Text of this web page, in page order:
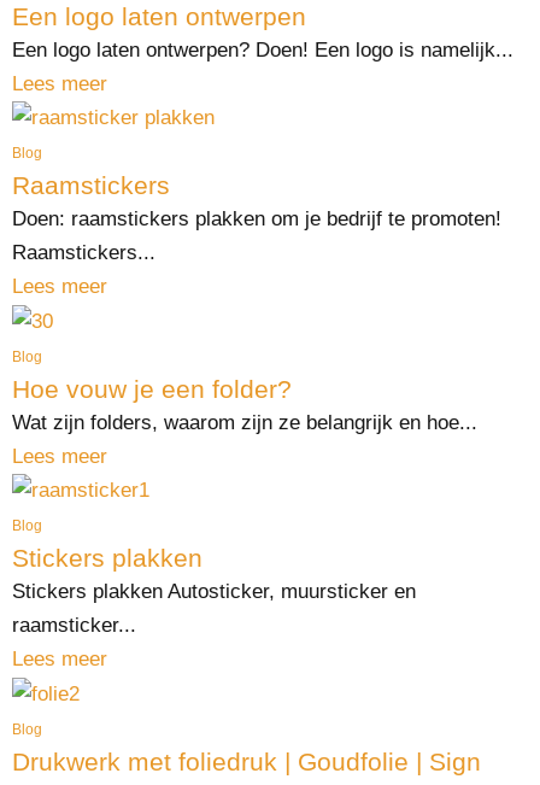
Een logo laten ontwerpen
Een logo laten ontwerpen? Doen! Een logo is namelijk...
Lees meer
Blog
Raamstickers
Doen: raamstickers plakken om je bedrijf te promoten!
Raamstickers...
Lees meer
Blog
Hoe vouw je een folder?
Wat zijn folders, waarom zijn ze belangrijk en hoe...
Lees meer
Blog
Stickers plakken
Stickers plakken Autosticker, muursticker en
raamsticker...
Lees meer
Blog
Drukwerk met foliedruk | Goudfolie | Sign